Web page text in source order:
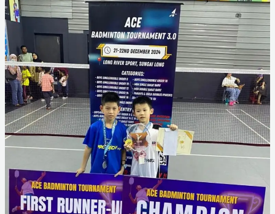
BADMINTON
TOURNAMNET